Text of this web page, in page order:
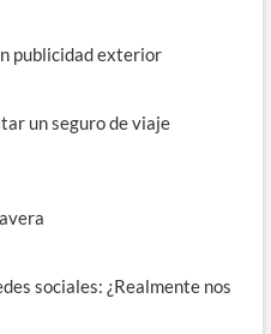
publicidad exterior
un seguro de viaje
sociales: ¿Realmente nos